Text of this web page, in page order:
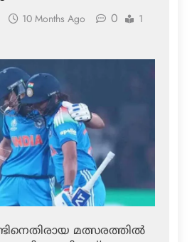
10 Months Ago 0
1
മത്സരത്തില്‍